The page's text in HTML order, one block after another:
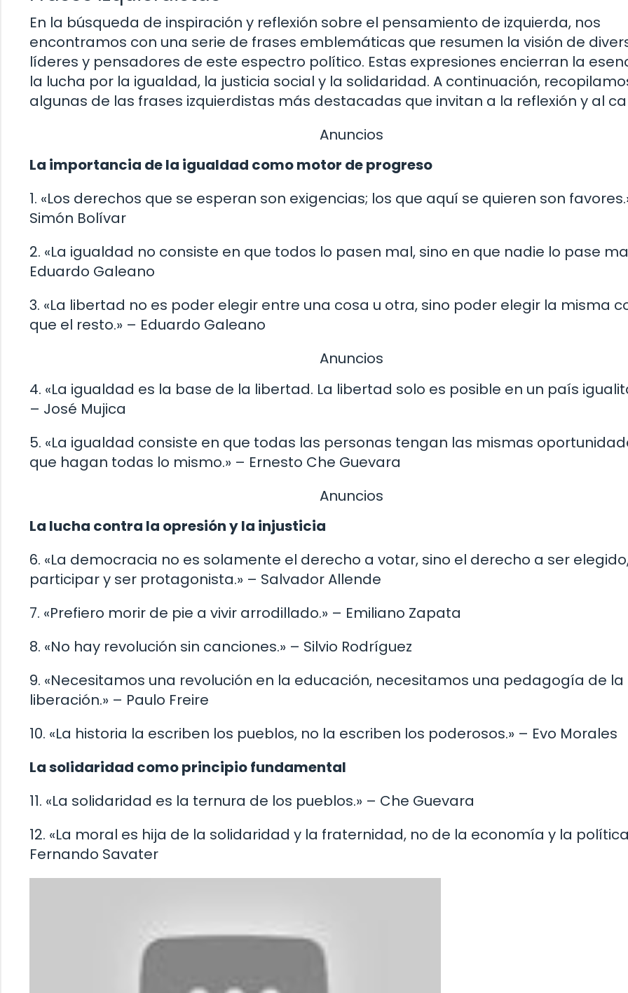
En la búsqueda de inspiración y reflexión sobre el pensamiento de izquierda, nos
encontramos con una serie de frases emblemáticas que resumen la visión de
líderes y pensadores de este espectro político. Estas expresiones encierran la
la lucha por la igualdad, la justicia social y la solidaridad. A continuación,
algunas de las frases izquierdistas más destacadas que invitan a la reflexión y al
Anuncios
La importancia de la igualdad como motor de progreso
1. «Los derechos que se esperan son exigencias; los que aquí se quieren son
Simón Bolívar
2. «La igualdad no consiste en que todos lo pasen mal, sino en que nadie lo pase
Eduardo Galeano
3. «La libertad no es poder elegir entre una cosa u otra, sino poder elegir la misma
que el resto.» – Eduardo Galeano
Anuncios
4. «La igualdad es la base de la libertad. La libertad solo es posible en un país
– José Mujica
5. «La igualdad consiste en que todas las personas tengan las mismas
que hagan todas lo mismo.» – Ernesto Che Guevara
Anuncios
La lucha contra la opresión y la injusticia
6. «La democracia no es solamente el derecho a votar, sino el derecho a ser
participar y ser protagonista.» – Salvador Allende
7. «Prefiero morir de pie a vivir arrodillado.» – Emiliano Zapata
8. «No hay revolución sin canciones.» – Silvio Rodríguez
9. «Necesitamos una revolución en la educación, necesitamos una pedagogía de la
liberación.» – Paulo Freire
10. «La historia la escriben los pueblos, no la escriben los poderosos.» – Evo Morales
La solidaridad como principio fundamental
11. «La solidaridad es la ternura de los pueblos.» – Che Guevara
12. «La moral es hija de la solidaridad y la fraternidad, no de la economía y la
Fernando Savater